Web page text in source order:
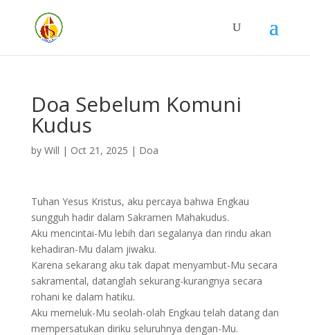
Doa Sebelum Komuni
Kudus
by Will | Oct 21, 2025 | Doa
Tuhan Yesus Kristus, aku percaya bahwa Engkau
sungguh hadir dalam Sakramen Mahakudus.
Aku mencintai-Mu lebih dari segalanya dan rindu akan
kehadiran-Mu dalam jiwaku.
Karena sekarang aku tak dapat menyambut-Mu secara
sakramental, datanglah sekurang-kurangnya secara
rohani ke dalam hatiku.
Aku memeluk-Mu seolah-olah Engkau telah datang dan
mempersatukan diriku seluruhnya dengan-Mu.